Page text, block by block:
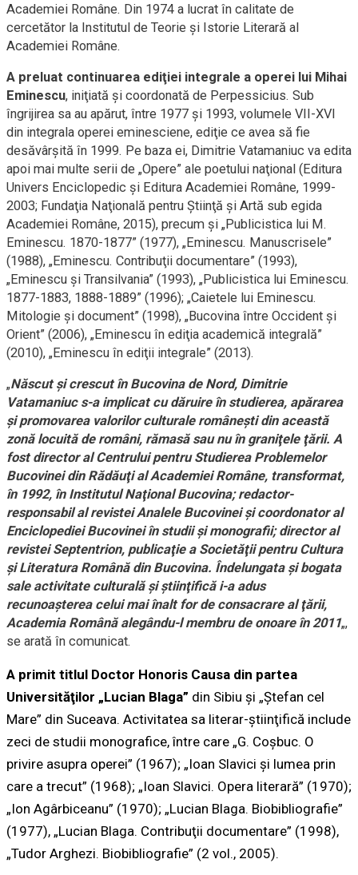
Academiei Române. Din 1974 a lucrat în calitate de
cercetător la Institutul de Teorie şi Istorie Literară al
Academiei Române.
A preluat continuarea ediţiei integrale a operei lui Mihai
Eminescu, iniţiată şi coordonată de Perpessicius. Sub
îngrijirea sa au apărut, între 1977 şi 1993, volumele VII-XVI
din integrala operei eminesciene, ediţie ce avea să fie
desăvârşită în 1999. Pe baza ei, Dimitrie Vatamaniuc va edita
apoi mai multe serii de „Opere” ale poetului naţional (Editura
Univers Enciclopedic şi Editura Academiei Române, 1999-
2003; Fundaţia Naţională pentru Ştiinţă şi Artă sub egida
Academiei Române, 2015), precum şi „Publicistica lui M.
Eminescu. 1870-1877” (1977), „Eminescu. Manuscrisele”
(1988), „Eminescu. Contribuţii documentare” (1993),
„Eminescu şi Transilvania” (1993), „Publicistica lui Eminescu.
1877-1883, 1888-1889” (1996); „Caietele lui Eminescu.
Mitologie şi document” (1998), „Bucovina între Occident şi
Orient” (2006), „Eminescu în ediţia academică integrală”
(2010), „Eminescu în ediţii integrale” (2013).
„Născut şi crescut în Bucovina de Nord, Dimitrie
Vatamaniuc s-a implicat cu dăruire în studierea, apărarea
şi promovarea valorilor culturale româneşti din această
zonă locuită de români, rămasă sau nu în graniţele ţării. A
fost director al Centrului pentru Studierea Problemelor
Bucovinei din Rădăuţi al Academiei Române, transformat,
în 1992, în Institutul Naţional Bucovina; redactor-
responsabil al revistei Analele Bucovinei şi coordonator al
Enciclopediei Bucovinei în studii şi monografii; director al
revistei Septentrion, publicaţie a Societăţii pentru Cultura
şi Literatura Română din Bucovina. Îndelungata şi bogata
sale activitate culturală şi ştiinţifică i-a adus
recunoaşterea celui mai înalt for de consacrare al ţării,
Academia Română alegându-l membru de onoare în 2011„,
se arată în comunicat.
A primit titlul Doctor Honoris Causa din partea
Universităţilor „Lucian Blaga” din Sibiu şi „Ştefan cel
Mare” din Suceava. Activitatea sa literar-ştiinţifică include
zeci de studii monografice, între care „G. Coşbuc. O
privire asupra operei” (1967); „Ioan Slavici şi lumea prin
care a trecut” (1968); „Ioan Slavici. Opera literară” (1970);
„Ion Agârbiceanu” (1970); „Lucian Blaga. Biobibliografie”
(1977), „Lucian Blaga. Contribuţii documentare” (1998),
„Tudor Arghezi. Biobibliografie” (2 vol., 2005).